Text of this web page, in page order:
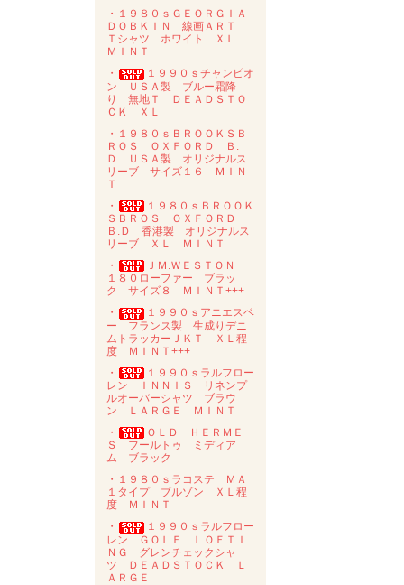
・１９８０ｓＧＥＯＲＧＩＡ
ＤＯＢＫＩＮ 線画ＡＲＴ
Ｔシャツ ホワイト ＸＬ
ＭＩＮＴ
・
１９９０ｓチャンピオ
ン ＵＳＡ製 ブルー霜降
り 無地Ｔ ＤＥＡＤＳＴＯ
ＣＫ ＸＬ
・１９８０ｓＢＲＯＯＫＳＢ
ＲＯＳ ＯＸＦＯＲＤ Ｂ.
Ｄ ＵＳＡ製 オリジナルス
リーブ サイズ１６ ＭＩＮ
Ｔ
・
１９８０ｓＢＲＯＯＫ
ＳＢＲＯＳ ＯＸＦＯＲＤ
Ｂ.Ｄ 香港製 オリジナルス
リーブ ＸＬ ＭＩＮＴ
・
ＪＭ.ＷＥＳＴＯＮ
１８０ローファー ブラッ
ク サイズ８ ＭＩＮＴ+++
・
１９９０ｓアニエスベ
ー フランス製 生成りデニ
ムトラッカーＪＫＴ ＸＬ程
度 ＭＩＮＴ+++
・
１９９０ｓラルフロー
レン ＩＮＮＩＳ リネンプ
ルオーバーシャツ ブラウ
ン ＬＡＲＧＥ ＭＩＮＴ
・
ＯＬＤ ＨＥＲＭＥ
Ｓ フールトゥ ミディア
ム ブラック
・１９８０ｓラコステ ＭＡ
１タイプ ブルゾン ＸＬ程
度 ＭＩＮＴ
・
１９９０ｓラルフロー
レン ＧＯＬＦ ＬＯＦＴＩ
ＮＧ グレンチェックシャ
ツ ＤＥＡＤＳＴＯＣＫ Ｌ
ＡＲＧＥ